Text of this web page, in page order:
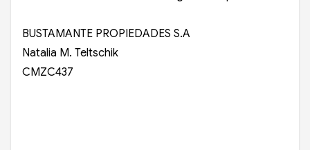
BUSTAMANTE PROPIEDADES S.A
Natalia M. Teltschik
CMZC437